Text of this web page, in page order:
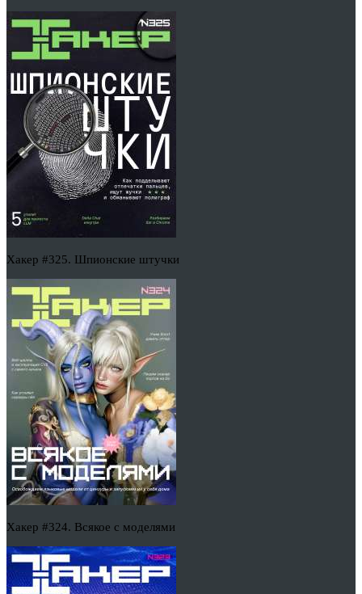
Хакер #325. Шпионские штучки
Хакер #324. Всякое с моделями